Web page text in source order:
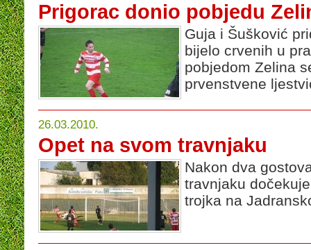
Prigorac donio pobjedu
Guja i Šušković
bijelo crvenih u
pobjedom Zelina
prvenstvene
26.03.2010.
Opet na svom travnjaku
Nakon dva
travnjaku
trojka na